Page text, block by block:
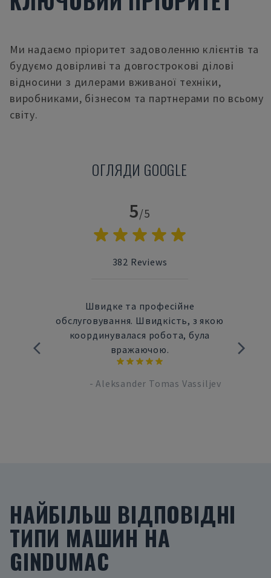
Ми надаємо пріоритет задоволенню клієнтів та
будуємо довірливі та довгострокові ділові
відносини з дилерами вживаної техніки,
виробниками, бізнесом та партнерами по всьому
світу.
ОГЛЯДИ GOOGLE
5/5
382 Reviews
Швидке та професійне
обслуговування. Швидкість, з якою
координувалася робота, була
вражаючою.
-Aleksander Tomas Vassiljev
НАЙБІЛЬШ ВІДПОВІДНІ
ТИПИ МАШИН НА
GINDUMAC